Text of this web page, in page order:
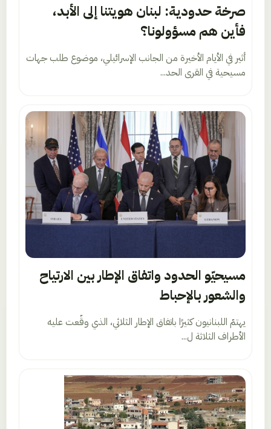
صرخة حدودية: لبنان هويتنا إلى الأبد،
فأين هم مسؤولونا؟
أثير في الأيام الأخيرة من الجانب الإسرائيلي، موضوع طلب جهات
مسيحية في القرى الحد...
مسيحيّو الحدود واتفاق الإطار بين الارتياح
والشعور بالإحباط
يهتمّ اللبنانيون كثيرًا باتفاق الإطار الثلاثي، الذي وقّعت عليه
الأطراف الثلاثة ل...